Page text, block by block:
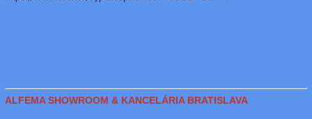
ALFEMA SHOWROOM & KANCELÁRIA BRATISLAVA